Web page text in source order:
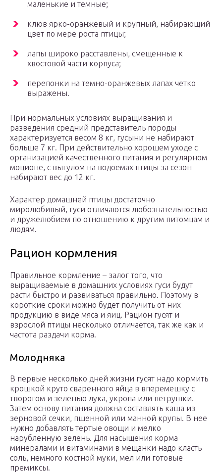
маленькие и темные;
клюв ярко-оранжевый и крупный, набирающий
цвет по мере роста птицы;
лапы широко расставлены, смещенные к
хвостовой части корпуса;
перепонки на темно-оранжевых лапах четко
выражены.
При нормальных условиях выращивания и
разведения средний представитель породы
характеризуется весом 8 кг, гусыни не набирают
больше 7 кг. При действительно хорошем уходе с
организацией качественного питания и регулярном
моционе, с выгулом на водоемах птицы за сезон
набирают вес до 12 кг.
Характер домашней птицы достаточно
миролюбивый, гуси отличаются любознательностью
и дружелюбием по отношению к другим питомцам и
людям.
Рацион кормления
Правильное кормление – залог того, что
выращиваемые в домашних условиях гуси будут
расти быстро и развиваться правильно. Поэтому в
короткие сроки можно будет получить от них
продукцию в виде мяса и яиц. Рацион гусят и
взрослой птицы несколько отличается, так же как и
частота раздачи корма.
Молодняка
В первые несколько дней жизни гусят надо кормить
крошкой круто сваренного яйца в вперемешку с
творогом и зеленью лука, укропа или петрушки.
Затем основу питания должна составлять каша из
зерновой сечки, пшенной или манной крупы. В нее
нужно добавлять тертые овощи и мелко
нарубленную зелень. Для насыщения корма
минералами и витаминами в мещанки надо класть
соль, немного костной муки, мел или готовые
премиксы.